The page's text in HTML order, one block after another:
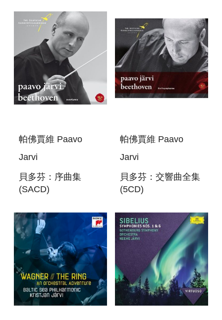
帕佛賈維 Paavo
Jarvi
貝多芬：序曲集
(SACD)
OVERTURES
(SACD)
帕佛賈維 Paavo
Jarvi
貝多芬：交響曲全集
(5CD)
COMPLETE
SYMPHONIES
(5CD)